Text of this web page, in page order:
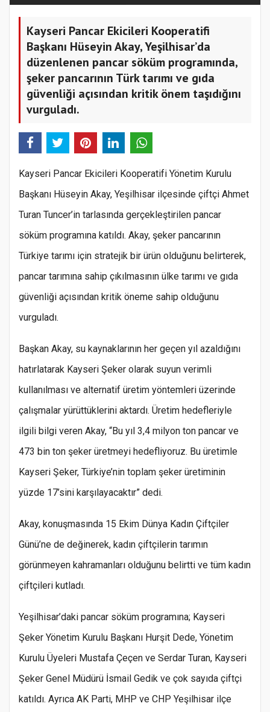
Kayseri Pancar Ekicileri Kooperatifi
Başkanı Hüseyin Akay, Yeşilhisar’da
düzenlenen pancar söküm programında,
şeker pancarının Türk tarımı ve gıda
güvenliği açısından kritik önem taşıdığını
vurguladı.
Kayseri Pancar Ekicileri Kooperatifi Yönetim Kurulu
Başkanı Hüseyin Akay, Yeşilhisar ilçesinde çiftçi Ahmet
Turan Tuncer’in tarlasında gerçekleştirilen pancar
söküm programına katıldı. Akay, şeker pancarının
Türkiye tarımı için stratejik bir ürün olduğunu belirterek,
pancar tarımına sahip çıkılmasının ülke tarımı ve gıda
güvenliği açısından kritik öneme sahip olduğunu
vurguladı.
Başkan Akay, su kaynaklarının her geçen yıl azaldığını
hatırlatarak Kayseri Şeker olarak suyun verimli
kullanılması ve alternatif üretim yöntemleri üzerinde
çalışmalar yürüttüklerini aktardı. Üretim hedefleriyle
ilgili bilgi veren Akay, “Bu yıl 3,4 milyon ton pancar ve
473 bin ton şeker üretmeyi hedefliyoruz. Bu üretimle
Kayseri Şeker, Türkiye’nin toplam şeker üretiminin
yüzde 17’sini karşılayacaktır” dedi.
Akay, konuşmasında 15 Ekim Dünya Kadın Çiftçiler
Günü’ne de değinerek, kadın çiftçilerin tarımın
görünmeyen kahramanları olduğunu belirtti ve tüm kadın
çiftçileri kutladı.
Yeşilhisar’daki pancar söküm programına; Kayseri
Şeker Yönetim Kurulu Başkanı Hurşit Dede, Yönetim
Kurulu Üyeleri Mustafa Çeçen ve Serdar Turan, Kayseri
Şeker Genel Müdürü İsmail Gedik ve çok sayıda çiftçi
katıldı. Ayrıca AK Parti, MHP ve CHP Yeşilhisar ilçe